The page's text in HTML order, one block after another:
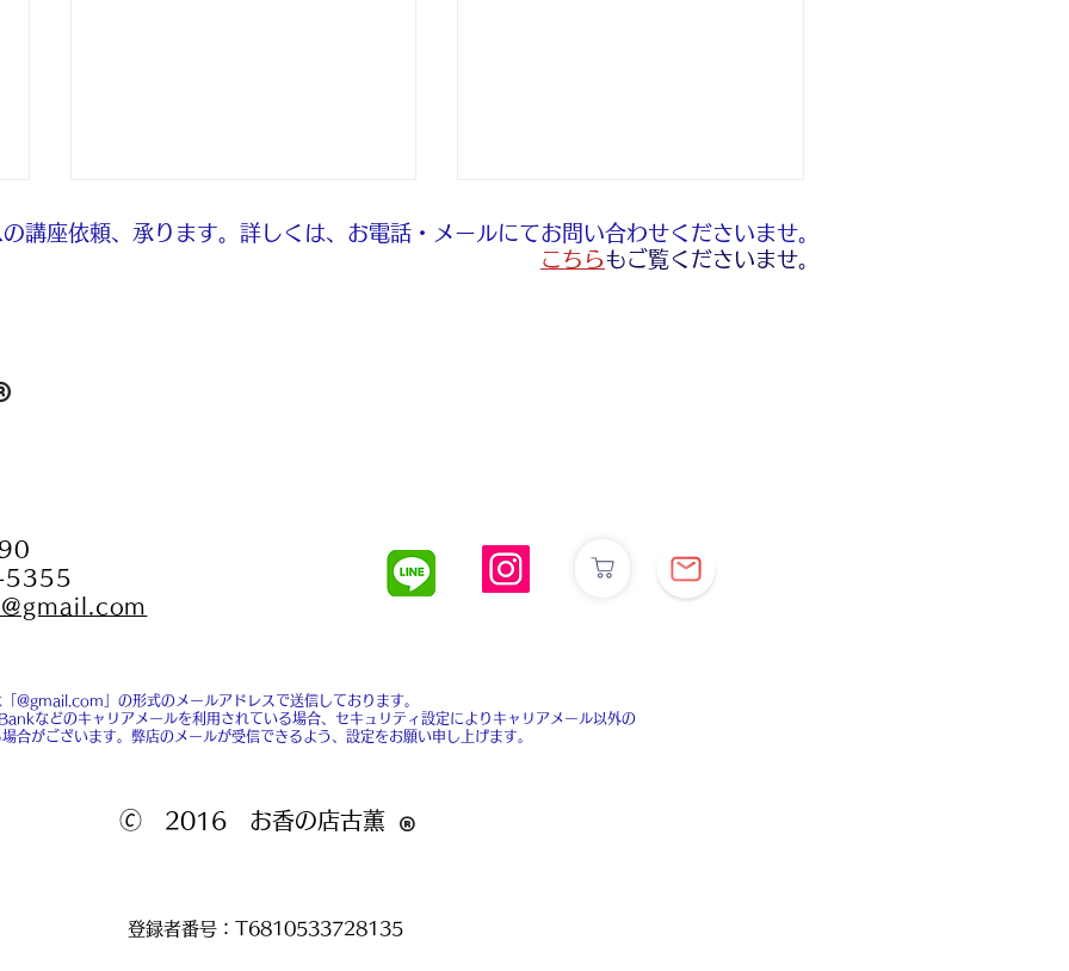
講座依頼、承ります。​詳しくは、お電話・メールにてお問い合わせくださいませ。
​ こちらもご覧くださいませ。
5355
@gmail.com」の形式のメールアドレスで送信しております。
などのキャリアメールを利用されている場合、セキュリティ設定によりキャリアメール以外の
合がございます。弊店のメールが受信できるよう、設定をお願い申し上げます。
🄫 2016 お香の店古薫 ®
登録者番号：T6810533728135